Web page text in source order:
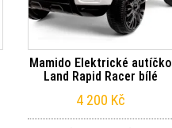
Mamido Elektrické autíčko
Land Rapid Racer bílé
4 200 Kč